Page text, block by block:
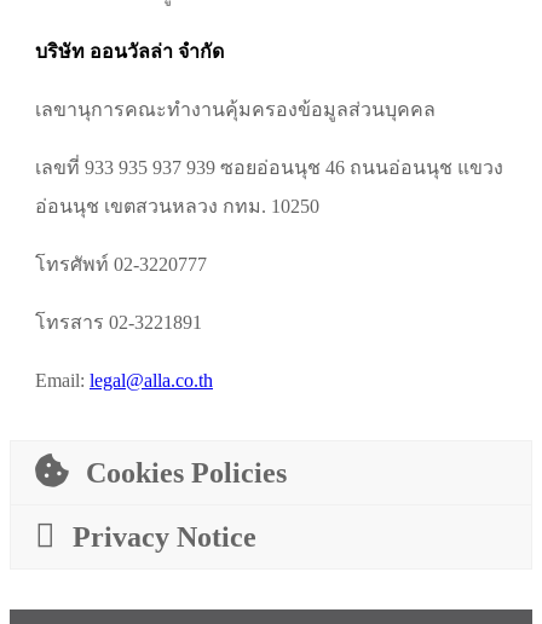
บริษัท ออนวัลล่า จำกัด
เลขานุการคณะทำงานคุ้มครองข้อมูลส่วนบุคคล
เลขที่ 933 935 937 939 ซอยอ่อนนุช 46 ถนนอ่อนนุช แขวง
อ่อนนุช เขตสวนหลวง กทม. 10250
โทรศัพท์ 02-3220777
โทรสาร 02-3221891
Email: legal@alla.co.th
Cookies Policies
Privacy Notice